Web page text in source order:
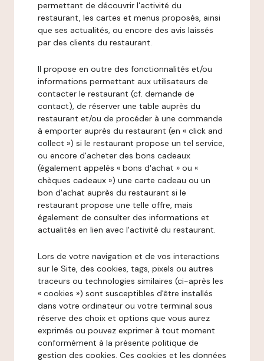
permettant de découvrir l'activité du
restaurant, les cartes et menus proposés, ainsi
que ses actualités, ou encore des avis laissés
par des clients du restaurant.
Il propose en outre des fonctionnalités et/ou
informations permettant aux utilisateurs de
contacter le restaurant (cf. demande de
contact), de réserver une table auprès du
restaurant et/ou de procéder à une commande
à emporter auprès du restaurant (en « click and
collect ») si le restaurant propose un tel service,
ou encore d'acheter des bons cadeaux
(également appelés « bons d'achat » ou «
chèques cadeaux ») une carte cadeau ou un
bon d'achat auprès du restaurant si le
restaurant propose une telle offre, mais
également de consulter des informations et
actualités en lien avec l'activité du restaurant.
Lors de votre navigation et de vos interactions
sur le Site, des cookies, tags, pixels ou autres
traceurs ou technologies similaires (ci-après les
« cookies ») sont susceptibles d'être installés
dans votre ordinateur ou votre terminal sous
réserve des choix et options que vous aurez
exprimés ou pouvez exprimer à tout moment
conformément à la présente politique de
gestion des cookies. Ces cookies et les données